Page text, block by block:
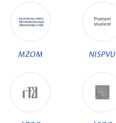
MZOM NISPVU